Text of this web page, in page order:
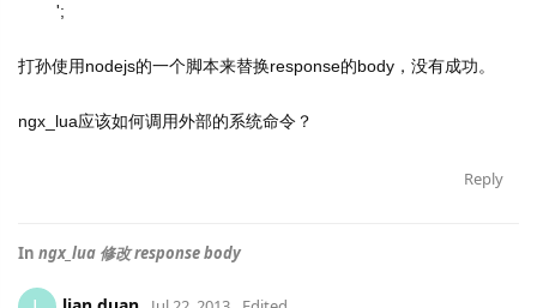
';
打孙使用nodejs的一个脚本来替换response的body，没有成功。
ngx_lua应该如何调用外部的系统命令？
Reply
In ngx_lua 修改 response body